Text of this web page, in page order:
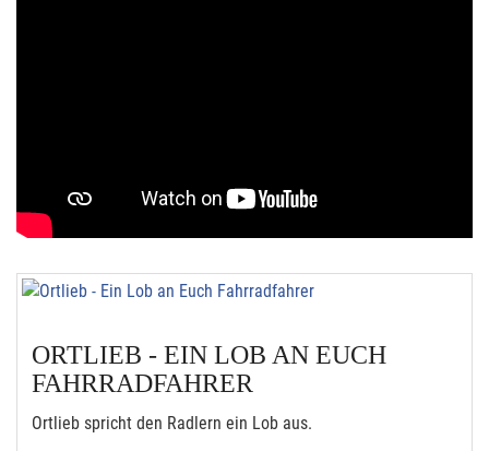
ORTLIEB - EIN LOB AN EUCH
FAHRRADFAHRER
Ortlieb spricht den Radlern ein Lob aus.